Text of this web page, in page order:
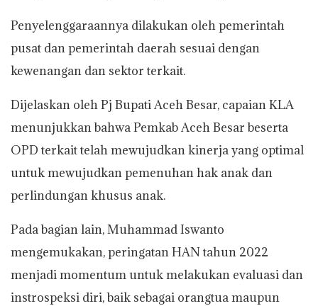
Penyelenggaraannya dilakukan oleh pemerintah
pusat dan pemerintah daerah sesuai dengan
kewenangan dan sektor terkait.
Dijelaskan oleh Pj Bupati Aceh Besar, capaian KLA
menunjukkan bahwa Pemkab Aceh Besar beserta
OPD terkait telah mewujudkan kinerja yang optimal
untuk mewujudkan pemenuhan hak anak dan
perlindungan khusus anak.
Pada bagian lain, Muhammad Iswanto
mengemukakan, peringatan HAN tahun 2022
menjadi momentum untuk melakukan evaluasi dan
instrospeksi diri, baik sebagai orangtua maupun